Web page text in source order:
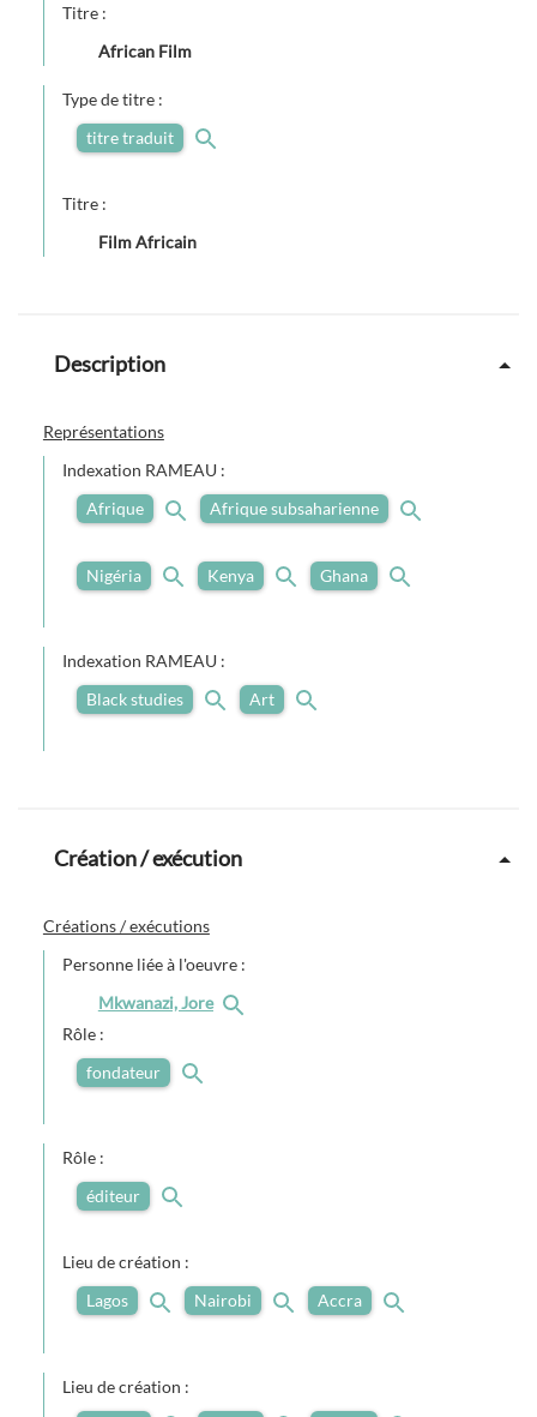
Titre :
African Film
Type de titre :
titre traduit
Titre :
Film Africain
Description
Représentations
Indexation RAMEAU :
Afrique
Afrique subsaharienne
Nigéria Kenya Ghana
Indexation RAMEAU :
Black studies
Art
Création / exécution
Créations / exécutions
Personne liée à l'oeuvre :
Mkwanazi, Jore
Rôle :
fondateur
Rôle :
éditeur
Lieu de création :
Lagos
Nairobi Accra
Lieu de création :